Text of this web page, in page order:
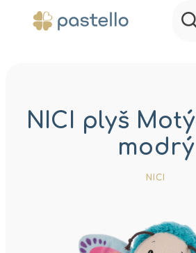
NICI plyš
modrý
NICI